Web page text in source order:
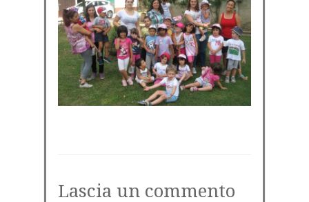
Lascia un commento